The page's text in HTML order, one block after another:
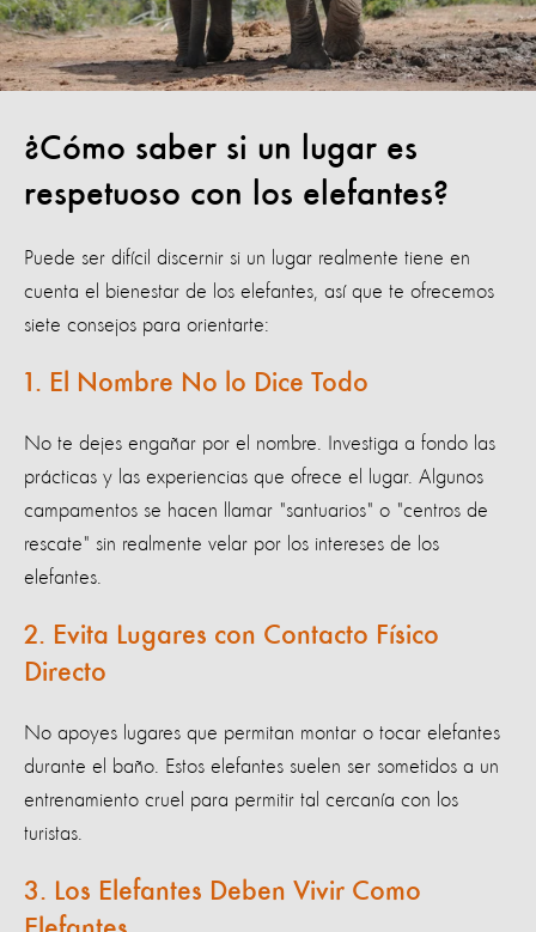
¿Cómo saber si un lugar es
respetuoso con los elefantes?
Puede ser difícil discernir si un lugar realmente tiene en
cuenta el bienestar de los elefantes, así que te ofrecemos
siete consejos para orientarte:
1. El Nombre No lo Dice Todo
No te dejes engañar por el nombre. Investiga a fondo las
prácticas y las experiencias que ofrece el lugar. Algunos
campamentos se hacen llamar "santuarios" o "centros de
rescate" sin realmente velar por los intereses de los
elefantes.
2. Evita Lugares con Contacto Físico
Directo
No apoyes lugares que permitan montar o tocar elefantes
durante el baño. Estos elefantes suelen ser sometidos a un
entrenamiento cruel para permitir tal cercanía con los
turistas.
3. Los Elefantes Deben Vivir Como